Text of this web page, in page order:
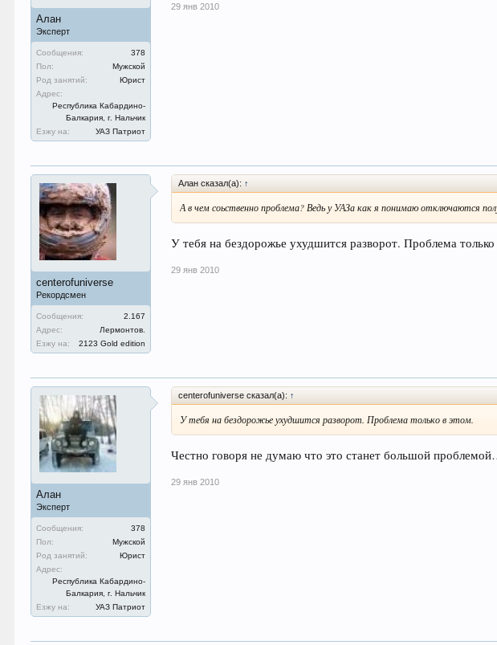
Алан
Эксперт
Сообщения:
378
Пол:
Мужской
Род занятий:
Юрист
Адрес:
Республика Кабардино-
Балкария, г. Нальчик
Езжу на:
УАЗ Патриот
29 янв 2010
centerofuniverse
Рекордсмен
Сообщения:
2.167
Адрес:
Лермонтов.
Езжу на:
2123 Gold edition
Алан сказал(а): ↑
А в чем соьственно проблема? Ведь у УАЗа как я понимаю отключаются
У тебя на бездорожье ухудшится разворот. Проблема только
29 янв 2010
Алан
Эксперт
Сообщения:
378
Пол:
Мужской
Род занятий:
Юрист
Адрес:
Республика Кабардино-
Балкария, г. Нальчик
Езжу на:
УАЗ Патриот
centerofuniverse сказал(а): ↑
У тебя на бездорожье ухудшится разворот. Проблема только в этом.
Честно говоря не думаю что это станет большой
29 янв 2010